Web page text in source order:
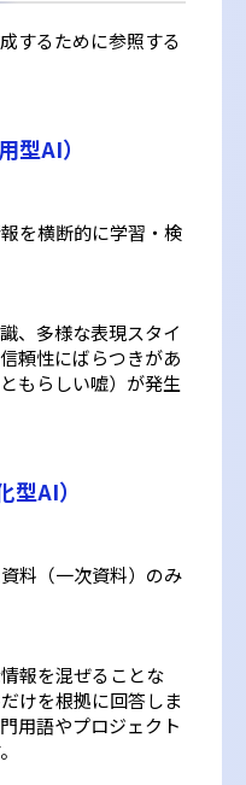
するために参照する
型AI）
を横断的に学習・検
、多様な表現スタイ
頼性にばらつきがあ
もらしい嘘）が発生
AI）
料（一次資料）のみ
報を混ぜることな
けを根拠に回答しま
用語やプロジェクト